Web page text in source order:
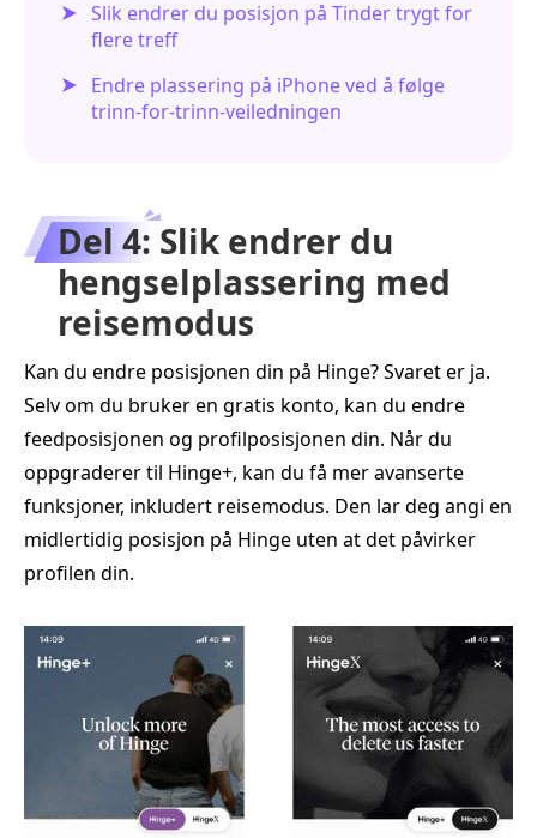
Slik endrer du posisjon på Tinder trygt for
flere treff
Endre plassering på iPhone ved å følge
trinn-for-trinn-veiledningen
Del 4: Slik endrer du
hengselplassering med
reisemodus
Kan du endre posisjonen din på Hinge? Svaret er ja.
Selv om du bruker en gratis konto, kan du endre
feedposisjonen og profilposisjonen din. Når du
oppgraderer til Hinge+, kan du få mer avanserte
funksjoner, inkludert reisemodus. Den lar deg angi en
midlertidig posisjon på Hinge uten at det påvirker
profilen din.